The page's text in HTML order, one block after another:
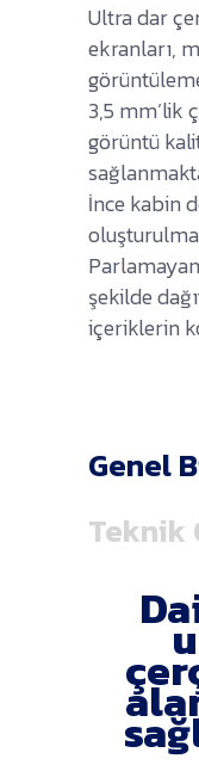
Ultra dar
ekranları,
3,5 mm’lik
görüntü
İnce kabin
şekilde
içeriklerin
Genel
Teknik